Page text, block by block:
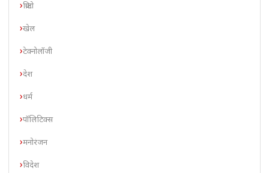
क्रिप्टो
खेल
टेक्नोलॉजी
देश
धर्म
पॉलिटिक्स
मनोरंजन
विदेश